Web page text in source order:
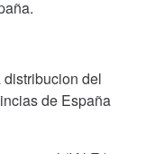
del
de España